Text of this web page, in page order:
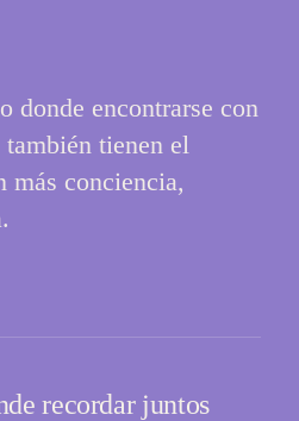
donde encontrarse con
también tienen el
más conciencia,
recordar juntos